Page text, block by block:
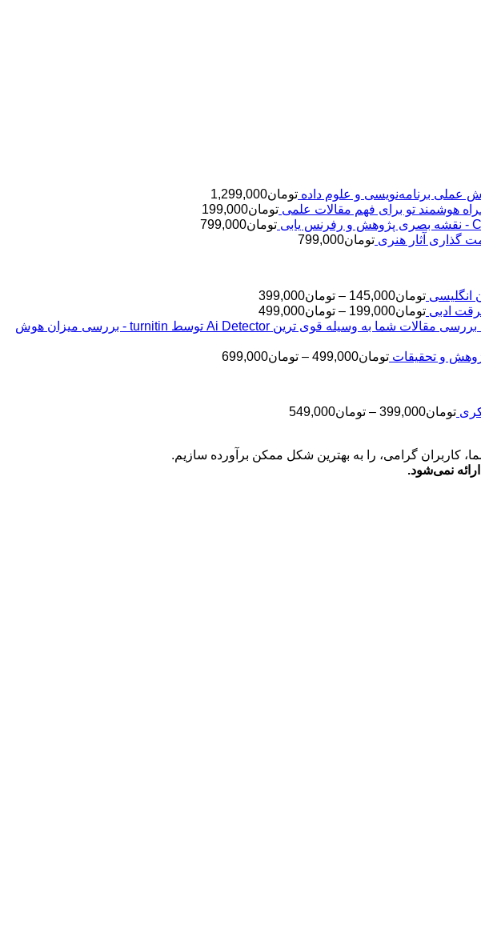
تومان1,299,000
تومان199,000
تومان799,000
تومان799,000
تومان145,000
– تومان399,000محدوده
قیمت:
تومان145,000
تومان399,000
تومان199,000
– تومان499,000محدوده
قیمت:
تا
بررسی مقالات شما به وسیله قوی ترین Ai Detector توسط turnitin - بررسی میزان هوش
تومان499,000
– تومان699,000محدوده
تومان399,000
– تومان549,000
تا
کاربران گرامی، را به بهترین شکل ممکن برآورده سازیم.
نمی‌شود.